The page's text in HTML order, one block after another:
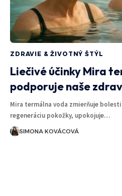
ZDRAVIE & ŽIVOTNÝ ŠTÝL
Liečivé účinky Mira
podporuje naše
Mira termálna voda zmierňuje
regeneráciu pokožky, upokojuje…
SIMONA KOVÁCOVÁ